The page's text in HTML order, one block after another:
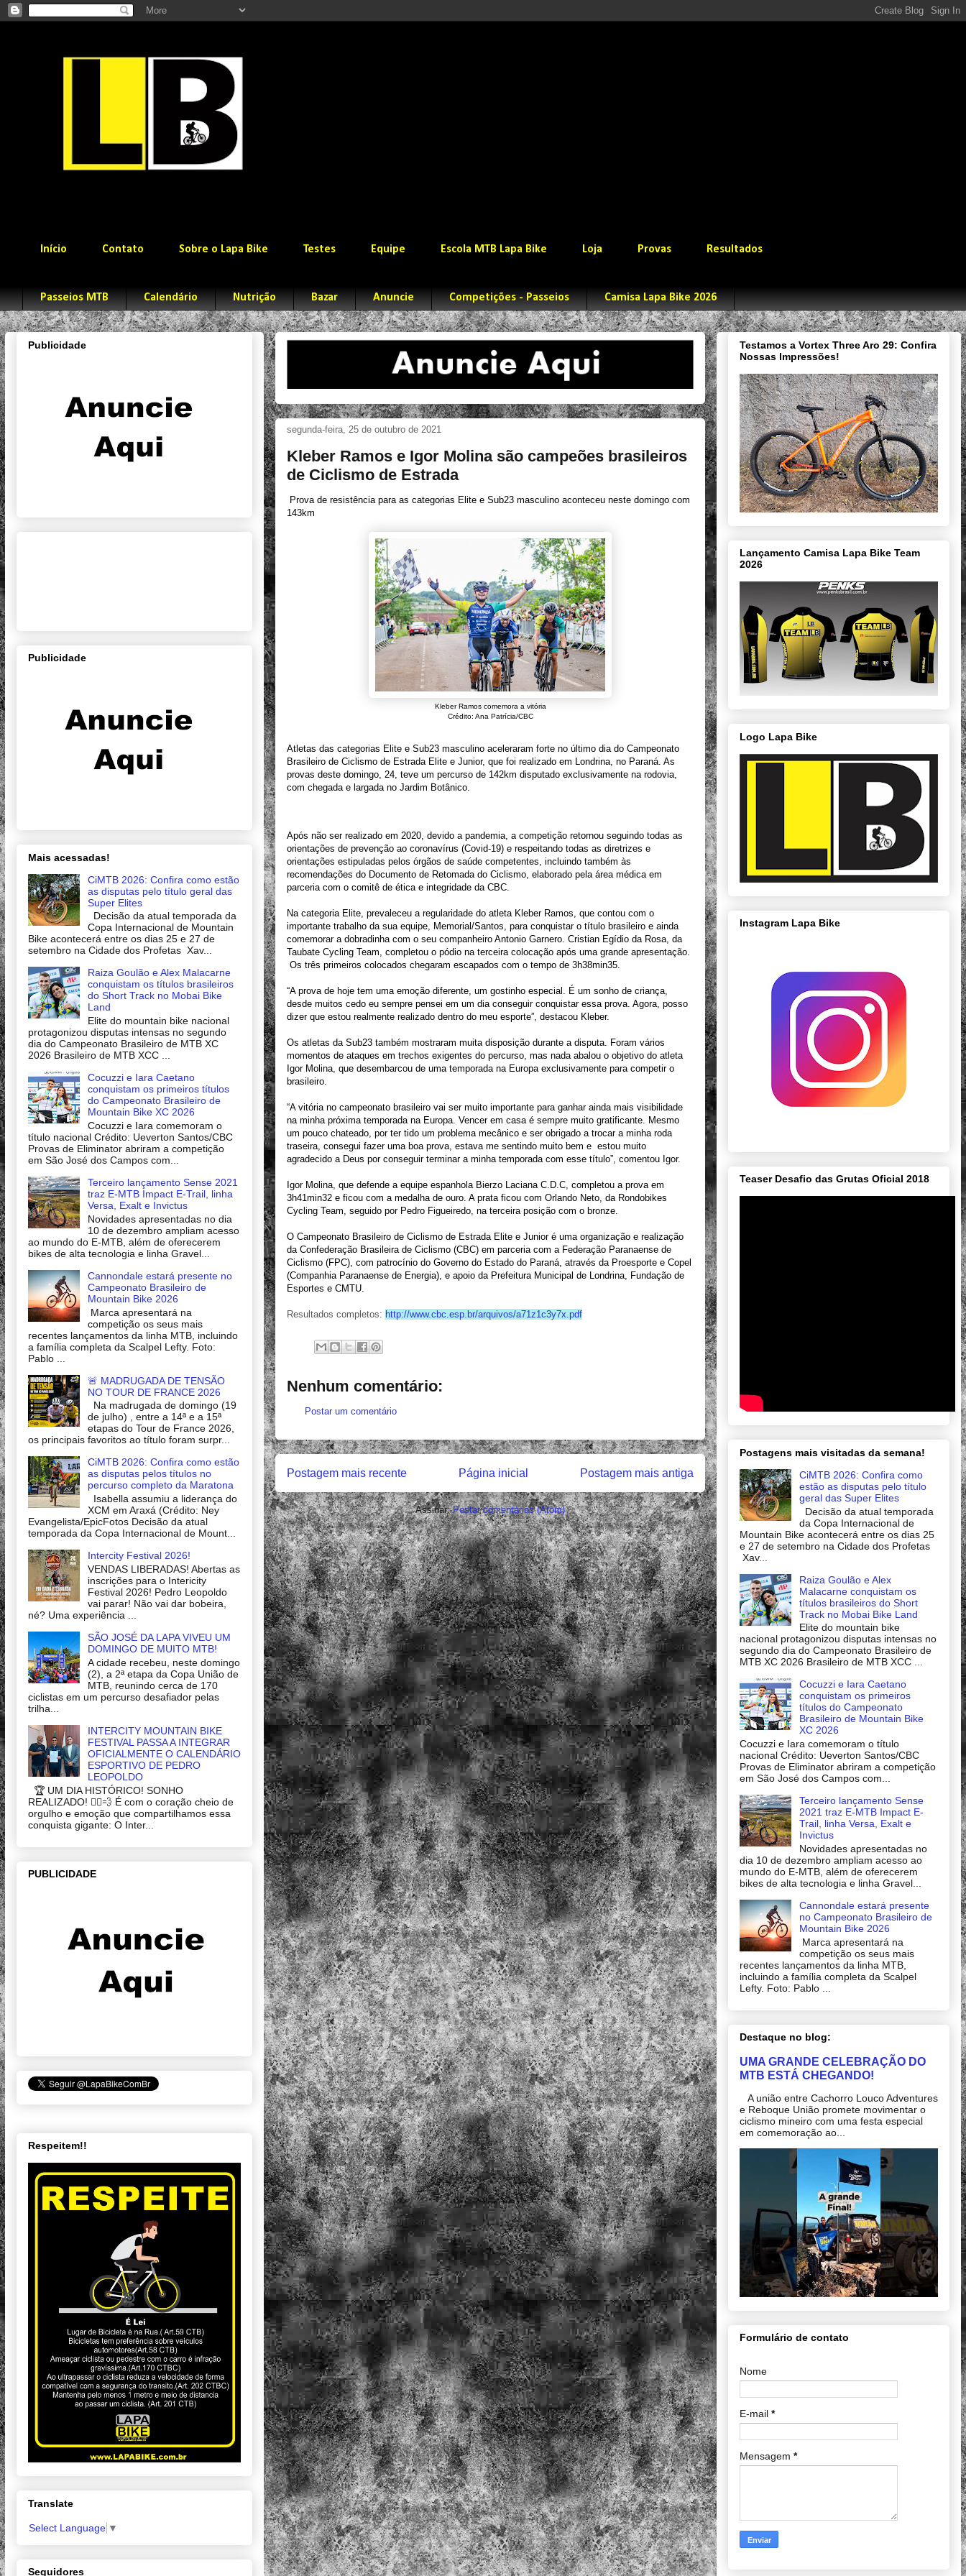
Início Contato Sobre o Lapa Bike Testes Equipe Escola MTB Lapa Bike Loja Provas Resultados
Passeios MTB Calendário Nutrição Bazar Anuncie Competições - Passeios Camisa Lapa Bike 2026
segunda-feira, 25 de outubro de 2021
Kleber Ramos e Igor Molina são campeões brasileiros
de Ciclismo de Estrada
Prova de resistência para as categorias Elite e Sub23 masculino aconteceu neste domingo com
143km
Kleber Ramos comemora a vitória
Crédito: Ana Patrícia/CBC
Atletas das categorias Elite e Sub23 masculino aceleraram forte no último dia do Campeonato
Brasileiro de Ciclismo de Estrada Elite e Junior, que foi realizado em Londrina, no Paraná. As
provas deste domingo, 24, teve um percurso de 142km disputado exclusivamente na rodovia,
com chegada e largada no Jardim Botânico.
Após não ser realizado em 2020, devido a pandemia, a competição retornou seguindo todas as
orientações de prevenção ao coronavírus (Covid-19) e respeitando todas as diretrizes e
orientações estipuladas pelos órgãos de saúde competentes, incluindo também às
recomendações do Documento de Retomada do Ciclismo, elaborado pela área médica em
parceria com o comitê de ética e integridade da CBC.
Na categoria Elite, prevaleceu a regularidade do atleta Kleber Ramos, que contou com o
importante trabalho da sua equipe, Memorial/Santos, para conquistar o título brasileiro e ainda
comemorar a dobradinha com o seu companheiro Antonio Garnero. Cristian Egídio da Rosa, da
Taubate Cycling Team, completou o pódio na terceira colocação após uma grande apresentação.
Os três primeiros colocados chegaram escapados com o tempo de 3h38min35.
“A prova de hoje tem uma emoção diferente, um gostinho especial. É um sonho de criança,
desde muitos cedo eu sempre pensei em um dia conseguir conquistar essa prova. Agora, posso
dizer que estou realmente realizado dentro do meu esporte”, destacou Kleber.
Os atletas da Sub23 também mostraram muita disposição durante a disputa. Foram vários
momentos de ataques em trechos exigentes do percurso, mas nada abalou o objetivo do atleta
Igor Molina, que desembarcou de uma temporada na Europa exclusivamente para competir o
brasileiro.
“A vitória no campeonato brasileiro vai ser muito importante para ganhar ainda mais visibilidade
na minha próxima temporada na Europa. Vencer em casa é sempre muito gratificante. Mesmo
um pouco chateado, por ter tido um problema mecânico e ser obrigado a trocar a minha roda
traseira, consegui fazer uma boa prova, estava me sentindo muito bem e estou muito
agradecido a Deus por conseguir terminar a minha temporada com esse título”, comentou Igor.
Igor Molina, que defende a equipe espanhola Bierzo Laciana C.D.C, completou a prova em
3h41min32 e ficou com a medalha de ouro. A prata ficou com Orlando Neto, da Rondobikes
Cycling Team, seguido por Pedro Figueiredo, na terceira posição com o bronze.
O Campeonato Brasileiro de Ciclismo de Estrada Elite e Junior é uma organização e realização
da Confederação Brasileira de Ciclismo (CBC) em parceria com a Federação Paranaense de
Ciclismo (FPC), com patrocínio do Governo do Estado do Paraná, através da Proesporte e Copel
(Companhia Paranaense de Energia), e apoio da Prefeitura Municipal de Londrina, Fundação de
Esportes e CMTU.
Resultados completos: http://www.cbc.esp.br/arquivos/a71z1c3y7x.pdf
Nenhum comentário:
Postar um comentário
Postagem mais recente Postagem mais antiga
Página inicial
Assinar:Postar comentários (Atom)
Publicidade
Publicidade
Mais acessadas!
CiMTB 2026: Confira como estão
as disputas pelo título geral das
Super Elites
Decisão da atual temporada da
Copa Internacional de Mountain
Bike acontecerá entre os dias 25 e 27 de
setembro na Cidade dos Profetas Xav...
Raiza Goulão e Alex Malacarne
conquistam os títulos brasileiros
do Short Track no Mobai Bike
Land
Elite do mountain bike nacional
protagonizou disputas intensas no segundo
dia do Campeonato Brasileiro de MTB XC
2026 Brasileiro de MTB XCC ...
Cocuzzi e Iara Caetano
conquistam os primeiros títulos
do Campeonato Brasileiro de
Mountain Bike XC 2026
Cocuzzi e Iara comemoram o
título nacional Crédito: Ueverton Santos/CBC
Provas de Eliminator abriram a competição
em São José dos Campos com...
Terceiro lançamento Sense 2021
traz E-MTB Impact E-Trail, linha
Versa, Exalt e Invictus
Novidades apresentadas no dia
10 de dezembro ampliam acesso
ao mundo do E-MTB, além de oferecerem
bikes de alta tecnologia e linha Gravel...
Cannondale estará presente no
Campeonato Brasileiro de
Mountain Bike 2026
Marca apresentará na
competição os seus mais
recentes lançamentos da linha MTB, incluindo
a família completa da Scalpel Lefty. Foto:
Pablo ...
🚨 MADRUGADA DE TENSÃO
NO TOUR DE FRANCE 2026
Na madrugada de domingo (19
de julho) , entre a 14ª e a 15ª
etapas do Tour de France 2026,
os principais favoritos ao título foram surpr...
CiMTB 2026: Confira como estão
as disputas pelos títulos no
percurso completo da Maratona
Isabella assumiu a liderança do
XCM em Araxá (Crédito: Ney
Evangelista/EpicFotos Decisão da atual
temporada da Copa Internacional de Mount...
Intercity Festival 2026!
VENDAS LIBERADAS! Abertas as
inscrições para o Intericity
Festival 2026! Pedro Leopoldo
vai parar! Não vai dar bobeira,
né? Uma experiência ...
SÃO JOSÉ DA LAPA VIVEU UM
DOMINGO DE MUITO MTB!
A cidade recebeu, neste domingo
(2), a 2ª etapa da Copa União de
MTB, reunindo cerca de 170
ciclistas em um percurso desafiador pelas
trilha...
INTERCITY MOUNTAIN BIKE
FESTIVAL PASSA A INTEGRAR
OFICIALMENTE O CALENDÁRIO
ESPORTIVO DE PEDRO
LEOPOLDO
🏆 UM DIA HISTÓRICO! SONHO
REALIZADO! 🚴‍♂️💨 É com o coração cheio de
orgulho e emoção que compartilhamos essa
conquista gigante: O Inter...
PUBLICIDADE
Respeitem!!
Translate
Select Language ▼
Seguidores
Testamos a Vortex Three Aro 29: Confira
Nossas Impressões!
Lançamento Camisa Lapa Bike Team
2026
Logo Lapa Bike
Instagram Lapa Bike
Teaser Desafio das Grutas Oficial 2018
Postagens mais visitadas da semana!
CiMTB 2026: Confira como
estão as disputas pelo título
geral das Super Elites
Decisão da atual temporada
da Copa Internacional de
Mountain Bike acontecerá entre os dias 25
e 27 de setembro na Cidade dos Profetas
Xav...
Raiza Goulão e Alex
Malacarne conquistam os
títulos brasileiros do Short
Track no Mobai Bike Land
Elite do mountain bike
nacional protagonizou disputas intensas no
segundo dia do Campeonato Brasileiro de
MTB XC 2026 Brasileiro de MTB XCC ...
Cocuzzi e Iara Caetano
conquistam os primeiros
títulos do Campeonato
Brasileiro de Mountain Bike
XC 2026
Cocuzzi e Iara comemoram o título
nacional Crédito: Ueverton Santos/CBC
Provas de Eliminator abriram a competição
em São José dos Campos com...
Terceiro lançamento Sense
2021 traz E-MTB Impact E-
Trail, linha Versa, Exalt e
Invictus
Novidades apresentadas no
dia 10 de dezembro ampliam acesso ao
mundo do E-MTB, além de oferecerem
bikes de alta tecnologia e linha Gravel...
Cannondale estará presente
no Campeonato Brasileiro de
Mountain Bike 2026
Marca apresentará na
competição os seus mais
recentes lançamentos da linha MTB,
incluindo a família completa da Scalpel
Lefty. Foto: Pablo ...
Destaque no blog:
UMA GRANDE CELEBRAÇÃO DO
MTB ESTÁ CHEGANDO!
A união entre Cachorro Louco Adventures
e Reboque União promete movimentar o
ciclismo mineiro com uma festa especial
em comemoração ao...
Formulário de contato
Nome
E-mail *
Mensagem *